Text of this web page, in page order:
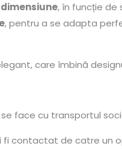
, în funcție de
, pentru a se adapta
care îmbină
se face cu transportul
fi contactat de catre un